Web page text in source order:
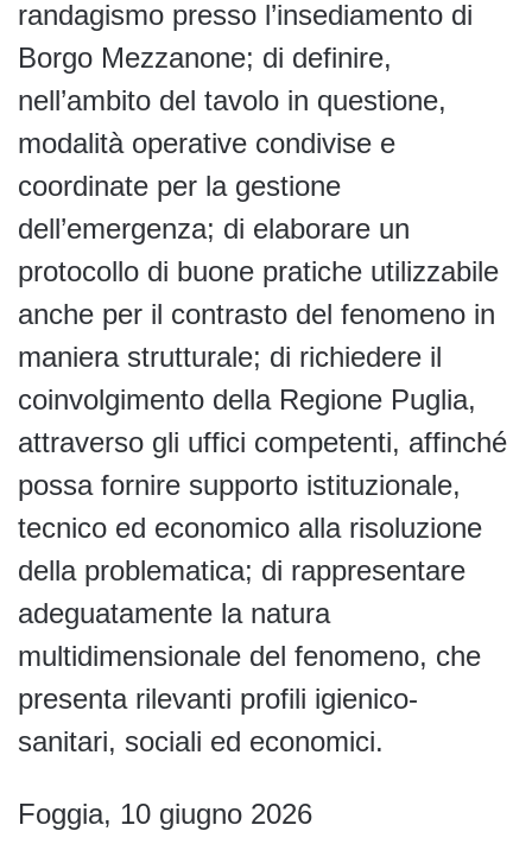
randagismo presso l’insediamento di
Borgo Mezzanone; di definire,
nell’ambito del tavolo in questione,
modalità operative condivise e
coordinate per la gestione
dell’emergenza; di elaborare un
protocollo di buone pratiche utilizzabile
anche per il contrasto del fenomeno in
maniera strutturale; di richiedere il
coinvolgimento della Regione Puglia,
attraverso gli uffici competenti, affinché
possa fornire supporto istituzionale,
tecnico ed economico alla risoluzione
della problematica; di rappresentare
adeguatamente la natura
multidimensionale del fenomeno, che
presenta rilevanti profili igienico-
sanitari, sociali ed economici.
Foggia, 10 giugno 2026